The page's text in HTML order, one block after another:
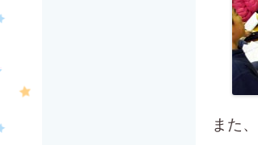
また、